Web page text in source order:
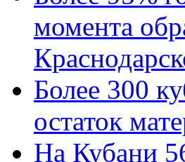
момента
Более 300
остаток
На Кубани